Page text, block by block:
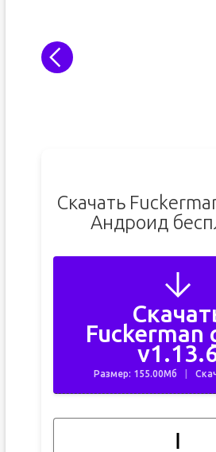
Скачать
Андроид
Fuckerman
Размер: 155.00Мб